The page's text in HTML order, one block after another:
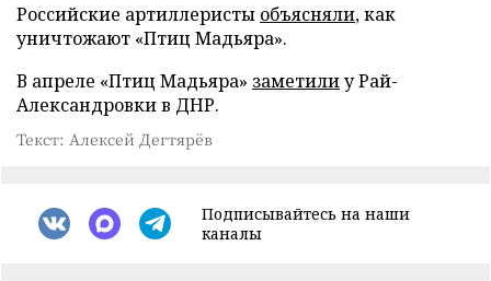
Российские артиллеристы объясняли, как
уничтожают «Птиц Мадьяра».
В апреле «Птиц Мадьяра» заметилиу Рай-
Александровки в ДНР.
Текст: Алексей Дегтярёв
Подписывайтесь на наши
каналы